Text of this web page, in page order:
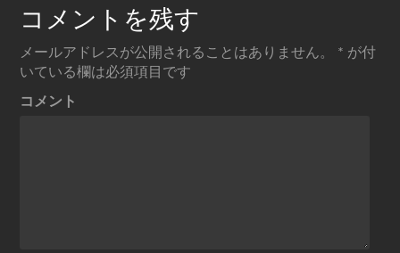
コメントを残す
メールアドレスが公開されることはありません。 * が付
いている欄は必須項目です
コメント